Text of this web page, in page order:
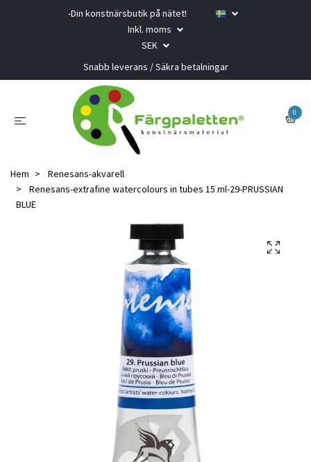
-Din konstnärsbutik på nätet!
Inkl. moms
SEK
Snabb leverans / Säkra betalningar
0
Hem
Renesans-akvarell
Renesans-extrafine watercolours in tubes 15 ml-29-PRUSSIAN
BLUE